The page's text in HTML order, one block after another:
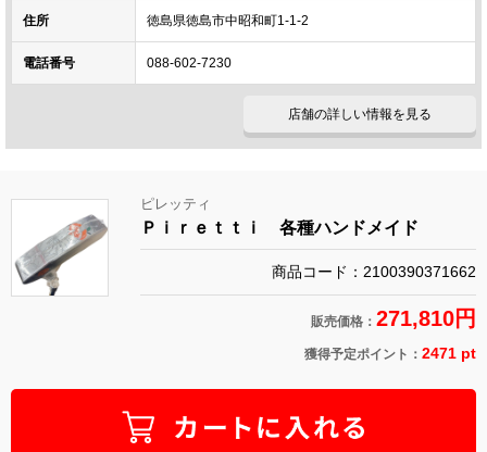
住所 徳島県徳島市中昭和町1-1-2
電話番号 088-602-7230
店舗の詳しい情報を見る
ピレッティ
Ｐｉｒｅｔｔｉ 各種ハンドメイド
商品コード：2100390371662
販売価格： 271,810円
獲得予定ポイント： 2471 pt